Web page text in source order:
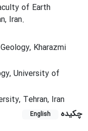
of Earth
Iran.
Kharazmi
University of
Tehran, Iran
چکیده
English